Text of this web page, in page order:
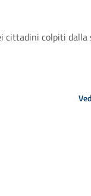
cittadini colpiti